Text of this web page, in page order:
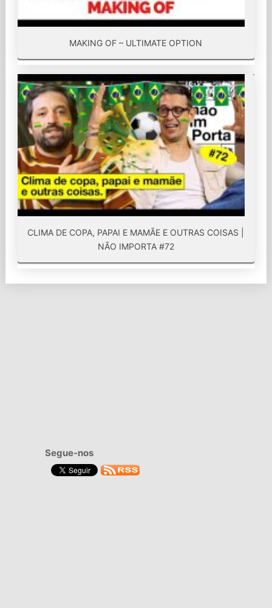
MAKING OF – ULTIMATE OPTION
CLIMA DE COPA, PAPAI E MAMÃE E OUTRAS COISAS |
NÃO IMPORTA #72
Segue-nos